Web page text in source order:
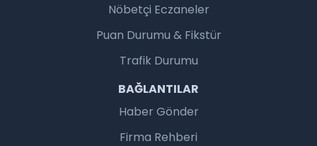
Nöbetçi Eczaneler
Puan Durumu & Fikstür
Trafik Durumu
BAĞLANTILAR
Haber Gönder
Firma Rehberi